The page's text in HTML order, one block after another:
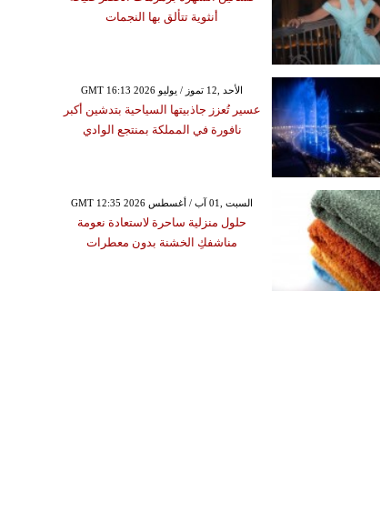
أنثوية تتألق بها النجمات
GMT 16:13 2026 الأحد ,12 تموز / يوليو
عسير تُعزز جاذبيتها السياحية بتدشين أكبر
نافورة في المملكة بمنتجع الوادي
GMT 12:35 2026 السبت ,01 آب / أغسطس
حلول منزلية ساحرة لاستعادة نعومة
مناشفكِ الخشنة بدون معطرات